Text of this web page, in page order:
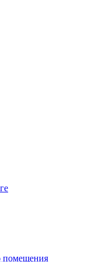
помещения